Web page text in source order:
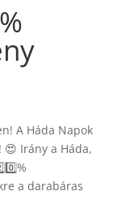
A Háda Napok
Irány a Háda,
a darabáras